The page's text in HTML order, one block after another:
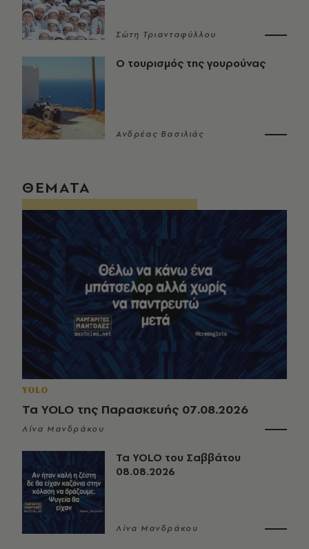
Σώτη Τριανταφύλλου
Ο τουρισμός της γουρούνας
Ανδρέας Βασιλιάς
ΘΕΜΑΤΑ
YOLO
Τα YOLO της Παρασκευής 07.08.2026
Λίνα Μανδράκου
Τα YOLO του Σαββάτου
08.08.2026
Λίνα Μανδράκου